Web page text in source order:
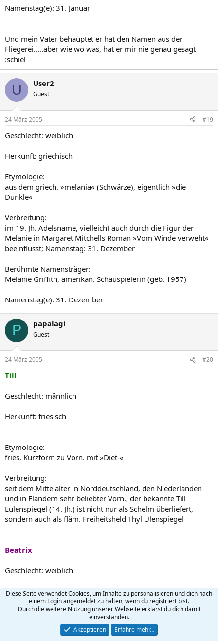
Namenstag(e): 31. Januar
Und mein Vater behauptet er hat den Namen aus der
Fliegerei.....aber wie wo was, hat er mir nie genau gesagt
:schiel
U User2
Guest
24 März 2005 #19
Geschlecht: weiblich
Herkunft: griechisch
Etymologie:
aus dem griech. »melania« (Schwärze), eigentlich »die
Dunkle«
Verbreitung:
im 19. Jh. Adelsname, vielleicht auch durch die Figur der
Melanie in Margaret Mitchells Roman »Vom Winde verweht«
beeinflusst; Namenstag: 31. Dezember
Berühmte Namensträger:
Melanie Griffith, amerikan. Schauspielerin (geb. 1957)
Namenstag(e): 31. Dezember
P papalagi
Guest
24 März 2005 #20
Till
Geschlecht: männlich
Herkunft: friesisch
Etymologie:
fries. Kurzform zu Vorn. mit »Diet-«
Verbreitung:
seit dem Mittelalter in Norddeutschland, den Niederlanden
und in Flandern sehr beliebter Vorn.; der bekannte Till
Eulenspiegel (14. Jh.) ist nicht nur als Schelm überliefert,
sondern auch als fläm. Freiheitsheld Thyl Ulenspiegel
Beatrix
Geschlecht: weiblich
Herkunft: lateinisch
aus dem Lat. übernommener Vorn., eigentlich »die Glück
Diese Seite verwendet Cookies, um Inhalte zu personalisieren und dich nach
einem Login angemeldet zu halten, wenn du registriert bist.
Durch die weitere Nutzung unserer Webseite erklärst du dich damit
einverstanden.
Akzeptieren
Erfahre mehr…